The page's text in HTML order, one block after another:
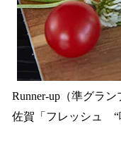
Runner-up（準グラン
佐賀「フレッシュ “